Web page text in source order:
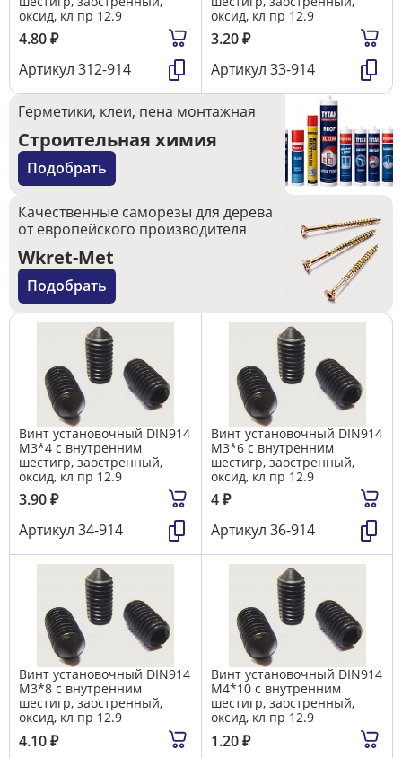
оксид, кл пр 12.9
4.80₽
Артикул 312-914
оксид, кл пр 12.9
3.20₽
Артикул 33-914
Герметики, клеи, пена монтажная
Строительная химия
Подобрать
Качественные саморезы для дерева
от европейского производителя
Wkret-Met
Подобрать
Винт установочный DIN914
М3*4 с внутренним
шестигр, заостренный,
оксид, кл пр 12.9
3.90₽
Артикул 34-914
Винт установочный DIN914
М3*6 с внутренним
шестигр, заостренный,
оксид, кл пр 12.9
4₽
Артикул 36-914
Винт установочный DIN914
М3*8 с внутренним
шестигр, заостренный,
оксид, кл пр 12.9
4.10₽
Винт установочный DIN914
М4*10 с внутренним
шестигр, заостренный,
оксид, кл пр 12.9
1.20₽